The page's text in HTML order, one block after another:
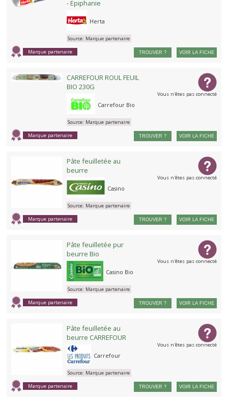
- Epiphanie
Herta
Marque partenaire
Source: Marque partenaire
TROUVER ? VOIR LA FICHE
CARREFOUR ROUL FEUIL
BIO 230G
Carrefour Bio
Marque partenaire
Source: Marque partenaire
TROUVER ?
Vous n'êtes pas connecté
VOIR LA FICHE
Pâte feuilletée au
beurre
Casino
Marque partenaire
Source: Marque partenaire
TROUVER ?
Vous n'êtes pas connecté
VOIR LA FICHE
Pâte feuilletée pur
beurre Bio
Casino Bio
Marque partenaire
Source: Marque partenaire
TROUVER ?
Vous n'êtes pas connecté
VOIR LA FICHE
Pâte feuilletée au
beurre CARREFOUR
Carrefour
Marque partenaire
Source: Marque partenaire
TROUVER ?
Vous n'êtes pas connecté
VOIR LA FICHE